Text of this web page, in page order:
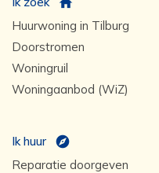
Huurwoning in Tilburg
Doorstromen
Woningruil
Woningaanbod (WiZ)
Ik huur
Reparatie doorgeven